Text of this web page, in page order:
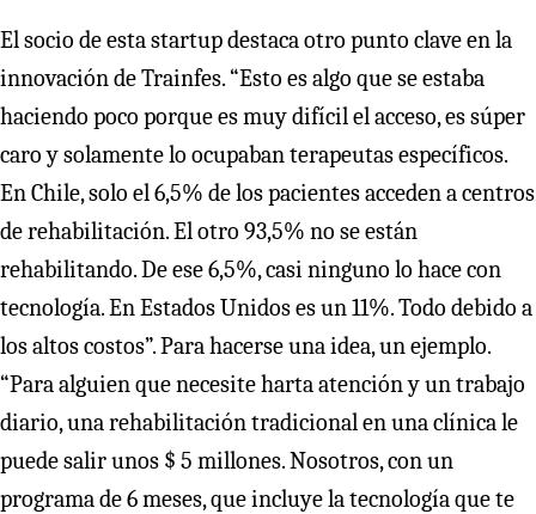
El socio de esta startup destaca otro punto clave en la
innovación de Trainfes. “Esto es algo que se estaba
haciendo poco porque es muy difícil el acceso, es súper
caro y solamente lo ocupaban terapeutas específicos.
En Chile, solo el 6,5% de los pacientes acceden a centros
de rehabilitación. El otro 93,5% no se están
rehabilitando. De ese 6,5%, casi ninguno lo hace con
tecnología. En Estados Unidos es un 11%. Todo debido a
los altos costos”. Para hacerse una idea, un ejemplo.
“Para alguien que necesite harta atención y un trabajo
diario, una rehabilitación tradicional en una clínica le
puede salir unos $ 5 millones. Nosotros, con un
programa de 6 meses, que incluye la tecnología que te